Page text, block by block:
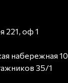
221, оф 1
набережная 10
35/1